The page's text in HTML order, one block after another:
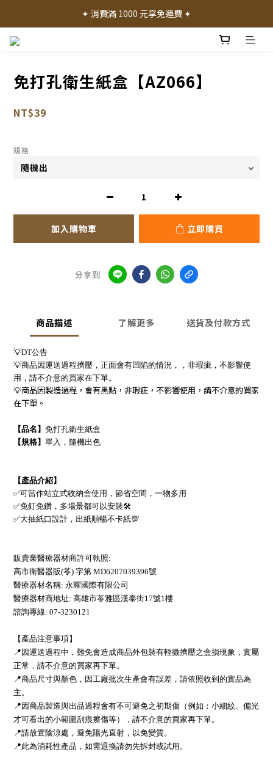
✦ 加入會員就送 50 元購物禮金 ✦
✦ 消費滿 1000 元享免運費 ✦
免打孔衛生紙盒【AZ066】
NT$39
規格
加入購物車 立即購買
分享到
商品描述 了解更多 送貨及付款方式
💡DT公告
💡商品因運送過程擠壓，正面會有凹陷的情況，，非瑕疵，不影響使
用，請不介意的買家在下單。
💡商品因製造過程，會有黑點，非瑕疵，不影響使用，請不介意的買家
在下單。
【品名】 免打孔衛生紙盒
【規格】 單入，隨機出色
【產品介紹】
✅可當作站立式收納盒使用，節省空間，一物多用
✅免釘免鑽，多場景都可以安裝🛠
✅大抽紙口設計，出紙順暢不卡紙💯
販賣業醫療器材商許可執照:
高市衛醫器販(苓) 字第 MD6207039396號
醫療器材名稱: 永耀國際有限公司
醫療器材商地址: 高雄市苓雅區漢泰街17號1樓
諮詢專線: 07-3230121
【產品注意事項】
📍因運送過程中，難免會造成商品外包裝有輕微擠壓之盒損現象，實屬
正常，請不介意的買家再下單。
📍商品尺寸與顏色，因工廠批次生產會有誤差，請依照收到的實品為
主。
📍因商品製造與出品過程會有不可避免之初期傷（例如：小細紋、偏光
才可看出的小範圍刮痕擦傷等），請不介意的買家再下單。
📍請放置陰涼處，避免陽光直射，以免變質。
📍此為消耗性產品，如需退換請勿先拆封或試用。